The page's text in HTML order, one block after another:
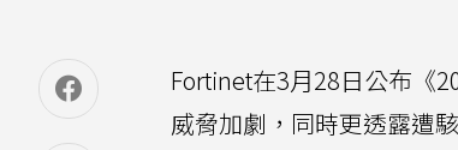
Fortinet在3月28日公布《
威脅加劇，同時更透露遭